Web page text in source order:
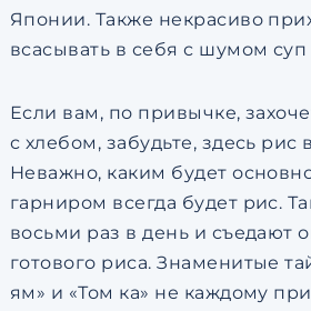
Японии. Также некрасиво
всасывать в себя с шумом суп
Если вам, по привычке,
с хлебом, забудьте, здесь рис
Неважно, каким будет
гарниром всегда будет рис.
восьми раз в день и съедают
готового риса. Знаменитые
ям» и «Том ка» не каждому